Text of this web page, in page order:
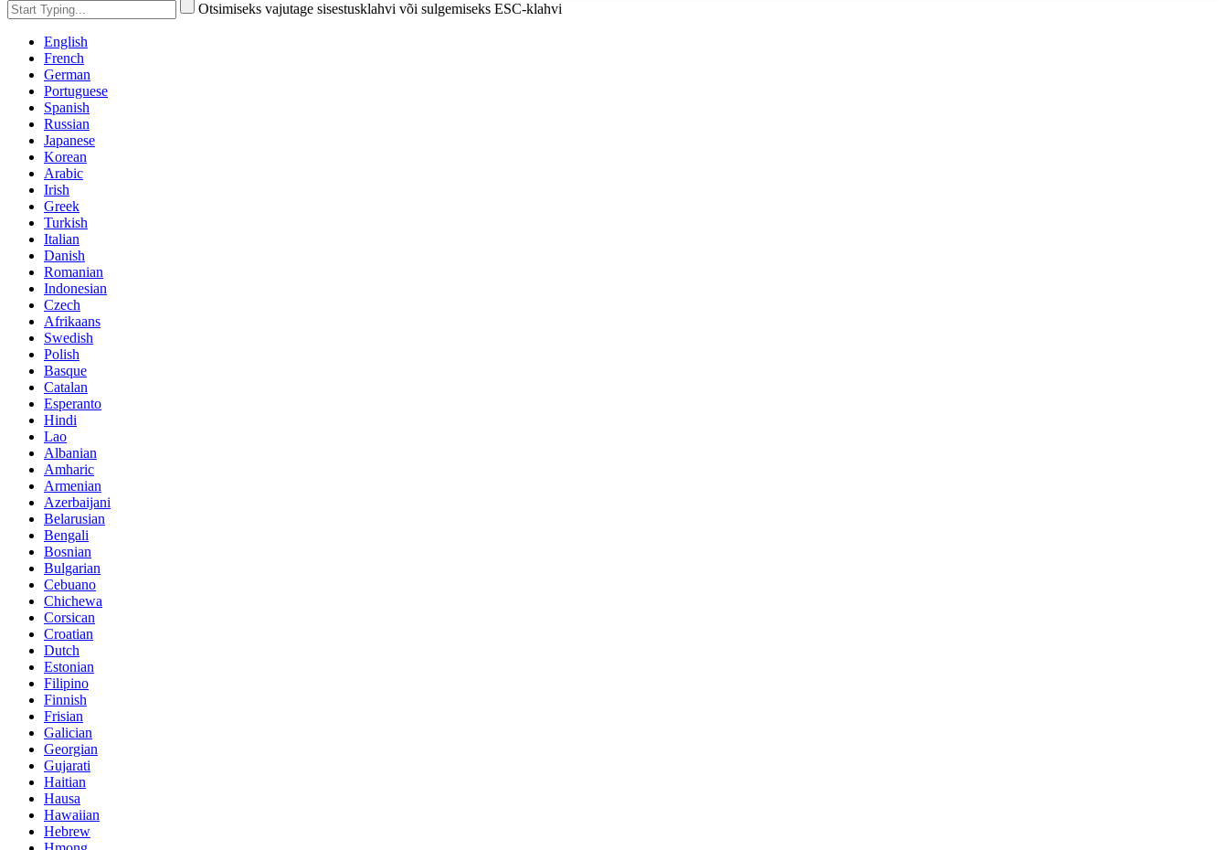
Otsimiseks vajutage sisestusklahvi või sulgemiseks ESC-klahvi
English
French
German
Portuguese
Spanish
Russian
Japanese
Korean
Arabic
Irish
Greek
Turkish
Italian
Danish
Romanian
Indonesian
Czech
Afrikaans
Swedish
Polish
Basque
Catalan
Esperanto
Hindi
Lao
Albanian
Amharic
Armenian
Azerbaijani
Belarusian
Bengali
Bosnian
Bulgarian
Cebuano
Chichewa
Corsican
Croatian
Dutch
Estonian
Filipino
Finnish
Frisian
Galician
Georgian
Gujarati
Haitian
Hausa
Hawaiian
Hebrew